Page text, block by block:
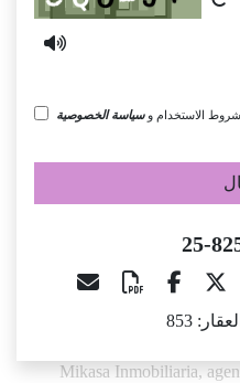
الاستخدام وسياسة الخصوصية
853
Mikasa Inmobiliaria,